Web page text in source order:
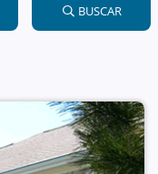
BUSCAR